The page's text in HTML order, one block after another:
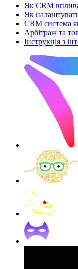
Як CRM
Як
CRM система
Арбітраж та
Інструкція з